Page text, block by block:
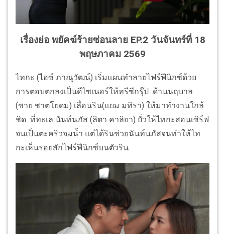
เรื่องย่อ พยัคฆ์ร้ายซ่อนลาย EP.2 วันจันทร์ที่ 18
พฤษภาคม 2569
ไทกะ (ไอซ์ ภาณุวัฒน์) เริ่มแผนทำลายไฟร์ฟีนิกซ์ด้วย
การตอบตกลงเป็นดีไซเนอร์ให้ทรีซีกรุ๊ป ด้านนฤบาล
(ชาย ชาตโยดม) เลื่อนริน(แยม มทิรา) ให้มาทำงานใกล้
ชิด ที่ทะเล นันท์นภัส (ลิตา คาลิยา) ยั่วให้ไทกะสอนเซิร์ฟ
จนเป็นตะคริวจมน้ำ แต่ได้รินช่วยนันท์นภัสจนทำให้ไท
กะเห็นรอยสักไฟร์ฟีนิกซ์บนตัวริน